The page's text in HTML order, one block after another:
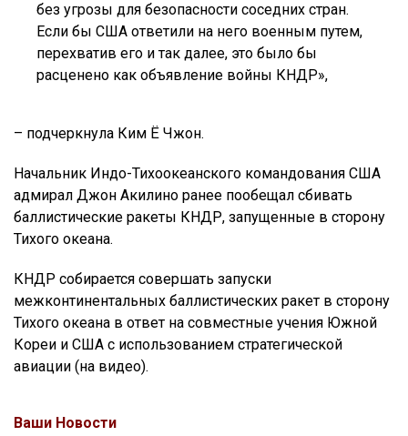
без угрозы для безопасности соседних стран.
Если бы США ответили на него военным путем,
перехватив его и так далее, это было бы
расценено как объявление войны КНДР»,
– подчеркнула Ким Ё Чжон.
Начальник Индо-Тихоокеанского командования США
адмирал Джон Акилино ранее пообещал сбивать
баллистические ракеты КНДР, запущенные в сторону
Тихого океана.
КНДР собирается совершать запуски
межконтинентальных баллистических ракет в сторону
Тихого океана в ответ на совместные учения Южной
Кореи и США с использованием стратегической
авиации (на видео).
Ваши Новости